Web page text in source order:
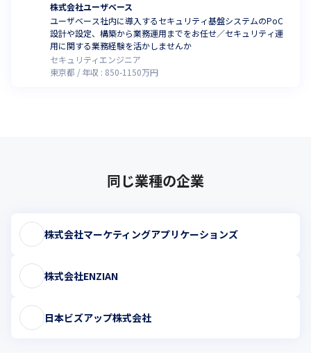
株式会社ユーザベース
ユーザベース社内に導入するセキュリティ基盤システムのPoC
設計や設定、構築から業務運用までをお任せ／セキュリティ運
用に関する業務経験を活かしませんか
セキュリティエンジニア
東京都
年収 : 850-1150万円
同じ業種の企業
株式会社マーケティングアプリケーションズ
株式会社ENZIAN
日本ビズアップ株式会社